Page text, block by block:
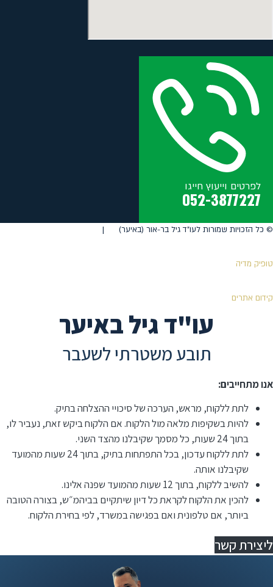
לפרטים וייעוץ חייגו
052-3877227
©️ כל הזכויות שמורות לעו"ד גיל בר-אור (באיער) |
טופיק מדיה
קידום אתרים
עו"ד גיל באיער
תובע משטרתי לשעבר
אנו מתחייבים:
לתת ללקוח, מראש, הערכה של סיכויי ההצלחה בתיק.
להיות בשקיפות מלאה מול הלקוח. אם הלקוח ביקש זאת, נעביר לו,
בתוך 24 שעות, כל מסמך שקיבלנו מהצד השני.
לתת ללקוח עדכון, בכל התפתחות בתיק, בתוך 24 שעות מהמועד
שקיבלנו אותה.
להשיב ללקוח, בתוך 12 שעות מהמועד שפנה אלינו.
⁠להכין את הלקוח לקראת כל דיון שיתקיים בביהמ״ש, בצורה הטובה
ביותר, אם טלפונית ואם בפגישה במשרד, לפי בחירת הלקוח.
ליצירת קשר